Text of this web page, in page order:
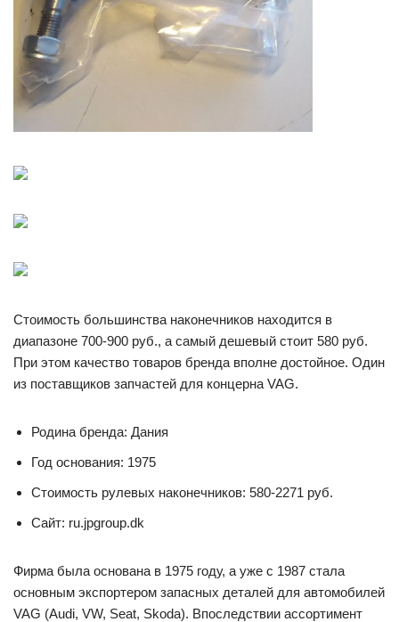
Стоимость большинства наконечников находится в
диапазоне 700-900 руб., а самый дешевый стоит 580 руб.
При этом качество товаров бренда вполне достойное. Один
из поставщиков запчастей для концерна VAG.
Родина бренда: Дания
Год основания: 1975
Стоимость рулевых наконечников: 580-2271 руб.
Сайт: ru.jpgroup.dk
Фирма была основана в 1975 году, а уже с 1987 стала
основным экспортером запасных деталей для автомобилей
VAG (Audi, VW, Seat, Skoda). Впоследствии ассортимент